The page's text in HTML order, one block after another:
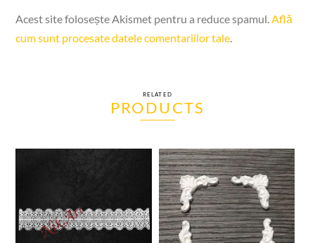
Acest site folosește Akismet pentru a reduce spamul.Află
cum sunt procesate datele comentariilor tale.
RELATED
PRODUCTS